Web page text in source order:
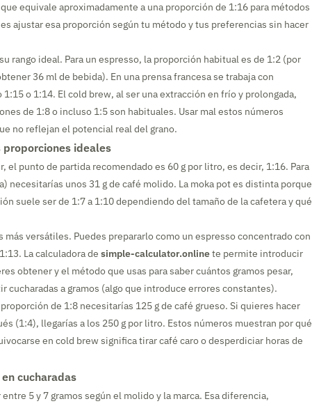
equivale aproximadamente a una proporción de 1:16 para métodos
ajustar esa proporción según tu método y tus preferencias sin hacer
rango ideal. Para un espresso, la proporción habitual es de 1:2 (por
36 ml de bebida). En una prensa francesa se trabaja con
o 1:14. El cold brew, al ser una extracción en frío y prolongada,
de 1:8 o incluso 1:5 son habituales. Usar mal estos números
no reflejan el potencial real del grano.
proporciones ideales
el punto de partida recomendado es 60 g por litro, es decir, 1:16. Para
necesitarías unos 31 g de café molido. La moka pot es distinta porque
suele ser de 1:7 a 1:10 dependiendo del tamaño de la cafetera y qué
más versátiles. Puedes prepararlo como un espresso concentrado con
La calculadora de simple-calculator.onlinete permite introducir
obtener y el método que usas para saber cuántos gramos pesar,
cucharadas a gramos (algo que introduce errores constantes).
de 1:8 necesitarías 125 g de café grueso. Si quieres hacer
(1:4), llegarías a los 250 g por litro. Estos números muestran por qué
en cold brew significa tirar café caro o desperdiciar horas de
cucharadas
5 y 7 gramos según el molido y la marca. Esa diferencia,